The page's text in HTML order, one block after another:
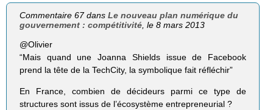
Commentaire 67 dansLe nouveau plan numérique du
gouvernement : compétitivité, le 8 mars 2013
@Olivier
“Mais quand une Joanna Shields issue de Face­book
prend la tête de la Tech­City, la sym­bo­lique fait réflé­chir”
En France, combien de décideurs parmi ce type de
structures sont issus de l’écosystème entrepreneurial ?